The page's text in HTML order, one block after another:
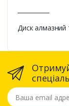
Диск
Ваша email адреса